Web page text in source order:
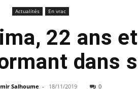
Actualités En vrac
22 ans
dans
Salhoume - 18/11/2019 0